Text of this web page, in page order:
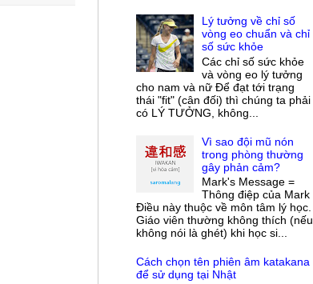
Lý tưởng về chỉ số
vòng eo chuẩn và chỉ
số sức khỏe
Các chỉ số sức khỏe
và vòng eo lý tưởng
cho nam và nữ Để đạt tới trạng
thái "fit" (cân đối) thì chúng ta phải
có LÝ TƯỞNG, không...
Vì sao đội mũ nón
trong phòng thường
gây phản cảm?
Mark's Message =
Thông điệp của Mark
Điều này thuộc về môn tâm lý học.
Giáo viên thường không thích (nếu
không nói là ghét) khi học si...
Cách chọn tên phiên âm katakana
để sử dụng tại Nhật